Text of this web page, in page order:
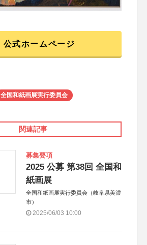
公式ホームページ
全国和紙画展実行委員会
関連記事
募集要項
2025 公募 第38回 全国和
紙画展
全国和紙画展実行委員会（岐阜県美濃
市）
2025/06/03 10:00